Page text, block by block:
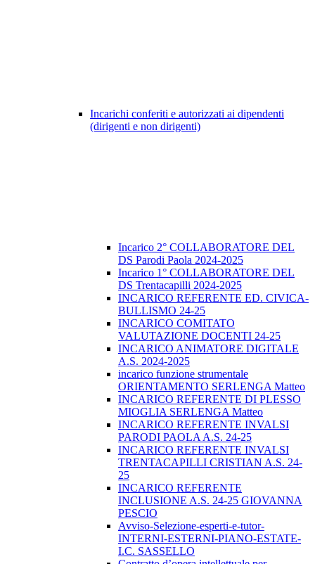
Incarichi conferiti e autorizzati ai dipendenti
(dirigenti e non dirigenti)
Incarico 2° COLLABORATORE DEL
DS Parodi Paola 2024-2025
Incarico 1° COLLABORATORE DEL
DS Trentacapilli 2024-2025
INCARICO REFERENTE ED. CIVICA-
BULLISMO 24-25
INCARICO COMITATO
VALUTAZIONE DOCENTI 24-25
INCARICO ANIMATORE DIGITALE
A.S. 2024-2025
incarico funzione strumentale
ORIENTAMENTO SERLENGA Matteo
INCARICO REFERENTE DI PLESSO
MIOGLIA SERLENGA Matteo
INCARICO REFERENTE INVALSI
PARODI PAOLA A.S. 24-25
INCARICO REFERENTE INVALSI
TRENTACAPILLI CRISTIAN A.S. 24-
25
INCARICO REFERENTE
INCLUSIONE A.S. 24-25 GIOVANNA
PESCIO
Avviso-Selezione-esperti-e-tutor-
INTERNI-ESTERNI-PIANO-ESTATE-
I.C. SASSELLO